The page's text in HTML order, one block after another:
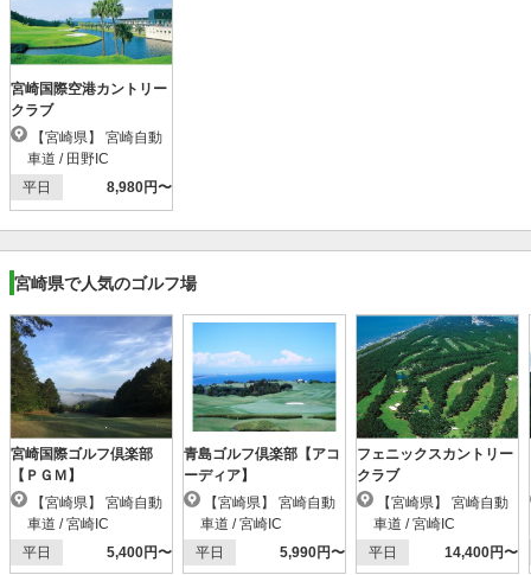
宮崎国際空港カントリー
クラブ
車道 / 田野IC
平日
8,980円〜
宮崎県で人気のゴルフ場
宮崎国際ゴルフ倶楽部
【ＰＧＭ】
車道 / 宮崎IC
平日
5,400円〜
青島ゴルフ倶楽部【アコ
ーディア】
車道 / 宮崎IC
平日
5,990円〜
フェニックスカントリー
クラブ
車道 / 宮崎IC
平日
14,400円〜